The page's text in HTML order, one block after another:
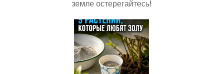
земле остерегайтесь!